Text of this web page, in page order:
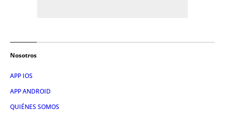
Nosotros
APP IOS
APP ANDROID
QUIÉNES SOMOS